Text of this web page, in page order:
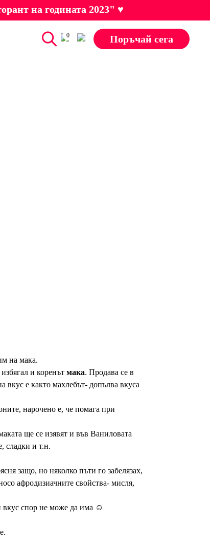
на годината 2023" ♥
0 Поръчай сега
на мака.
и коренът мака. Продава се в
вкус е както махлебът- допълва вкуса
нарочено е, че помага при
ще се изявят и във Ваниловата
сладки и т.н.
защо, но няколко пъти го забелязах,
афродизиачните свойства- мисля,
вкус спор не може да има ☺